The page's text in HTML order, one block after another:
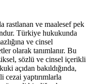
rastlanan ve maalesef pek
Türkiye hukukunda
ve cinsel
olarak tanımlanır. Bu
sözlü ve cinsel içerikli
açıdan bakıldığında,
cezai yaptırımlarla